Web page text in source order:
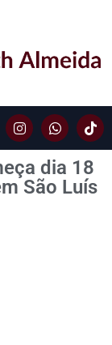
dia 18
São Luís